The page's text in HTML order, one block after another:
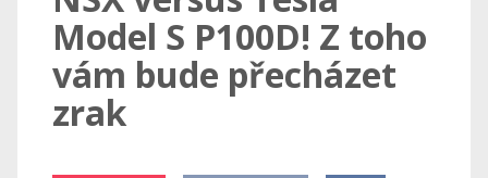
Model S P100D! Z toho
vám bude přecházet
zrak